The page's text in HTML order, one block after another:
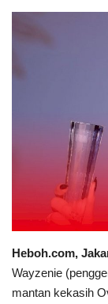
Heboh.com,
Wayzenie
mantan kekasih